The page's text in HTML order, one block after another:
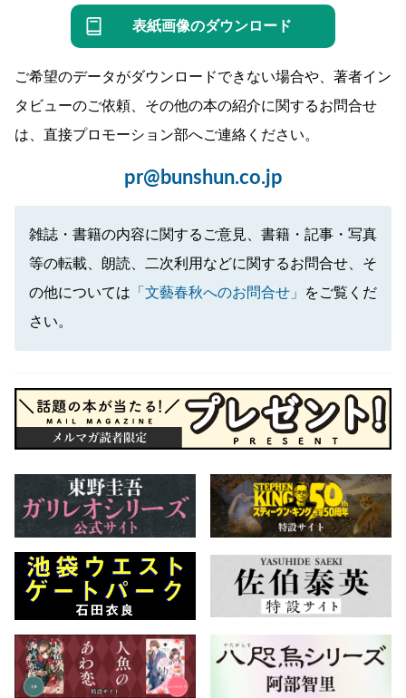
表紙画像のダウンロード
ご希望のデータがダウンロードできない場合や、著者イン
タビューのご依頼、その他の本の紹介に関するお問合せ
は、直接プロモーション部へご連絡ください。
pr@bunshun.co.jp
雑誌・書籍の内容に関するご意見、書籍・記事・写真
等の転載、朗読、二次利用などに関するお問合せ、そ
の他については 「文藝春秋へのお問合せ」
をご覧くだ
さい。